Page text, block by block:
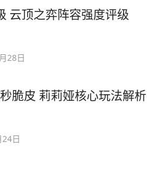
云顶之弈阵容强度评级
28日
脆皮 莉莉娅核心玩法解析
日